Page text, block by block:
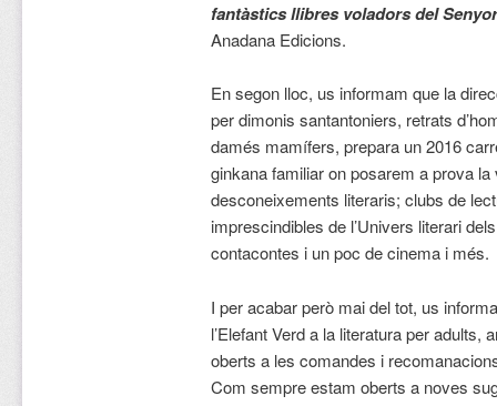
fantàstics llibres voladors del
Anadana Edicions.
En segon lloc, us informam que la
per dimonis santantoniers, retrats
damés mamífers, prepara un 2016
ginkana familiar on posarem a prova
desconeixements literaris; clubs de
imprescindibles de l’Univers literari
contacontes i un poc de cinema i més.
I per acabar però mai del tot, us
l’Elefant Verd a la literatura per adults,
oberts a les comandes i
Com sempre estam oberts a noves